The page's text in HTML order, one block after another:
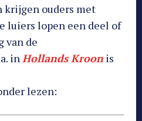
krijgen ouders met
luiers lopen een deel of
van de
inHollands Kroon is
lezen: